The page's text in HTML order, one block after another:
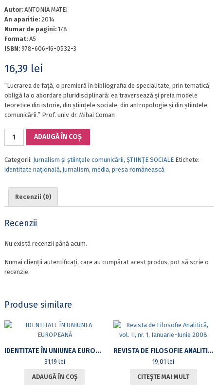
Autor: ANTONIA MATEI
An aparitie: 2014
Numar de pagini: 178
Format: A5
ISBN: 978-606-16-0532-3
16,39 lei
“Lucrarea de faţă, o premieră în bibliografia de specialitate, prin tematică,
obligă la o abordare pluridisciplinară: ea traversează şi preia modele
teoretice din istorie, din ştiinţele sociale, din antropologie şi din ştiintele
comunicării.” Prof. univ. dr. Mihai Coman
SPAŢIU
PUBLIC,
SIMBOLICĂ
NOILOR
POST-
ADAUGĂ ÎN COȘ
Categorii: Jurnalism și științele comunicării, ȘTIINȚE SOCIALE Etichete:
identitate naţională, jurnalism, media, presa românească
Recenzii (0)
Recenzii
Nu există recenzii până acum.
Numai clienții autentificați, care au cumpărat acest produs, pot să scrie o
recenzie.
Produse similare
IDENTITATE ÎN UNIUNEA EUROPEANĂ
31,19 lei
ADAUGĂ ÎN COȘ
REVISTA DE FILOSOFIE ANALITICĂ, VOL. II, NR. 1, IANUARIE-IUNIE 2008
19,01lei
CITEȘTE MAI MULT